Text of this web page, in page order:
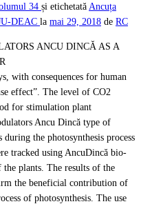
34 și etichetată Ancuța
DEAC la mai 29, 2018 de RC
ANCU DINCĂ AS A
with consequences for human
effect”. The level of CO2
for stimulation plant
Ancu Dincă type of
the photosynthesis process
tracked using AncuDincă bio-
plants. The results of the
the beneficial contribution of
of photosynthesis. The use